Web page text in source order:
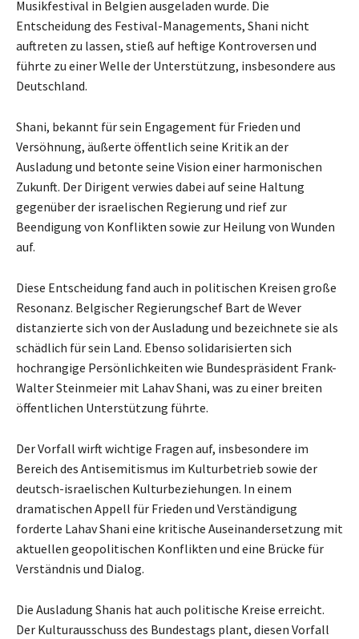
Musikfestival in Belgien ausgeladen wurde. Die
Entscheidung des Festival-Managements, Shani nicht
auftreten zu lassen, stieß auf heftige Kontroversen und
führte zu einer Welle der Unterstützung, insbesondere aus
Deutschland.
Shani, bekannt für sein Engagement für Frieden und
Versöhnung, äußerte öffentlich seine Kritik an der
Ausladung und betonte seine Vision einer harmonischen
Zukunft. Der Dirigent verwies dabei auf seine Haltung
gegenüber der israelischen Regierung und rief zur
Beendigung von Konflikten sowie zur Heilung von Wunden
auf.
Diese Entscheidung fand auch in politischen Kreisen große
Resonanz. Belgischer Regierungschef Bart de Wever
distanzierte sich von der Ausladung und bezeichnete sie als
schädlich für sein Land. Ebenso solidarisierten sich
hochrangige Persönlichkeiten wie Bundespräsident Frank-
Walter Steinmeier mit Lahav Shani, was zu einer breiten
öffentlichen Unterstützung führte.
Der Vorfall wirft wichtige Fragen auf, insbesondere im
Bereich des Antisemitismus im Kulturbetrieb sowie der
deutsch-israelischen Kulturbeziehungen. In einem
dramatischen Appell für Frieden und Verständigung
forderte Lahav Shani eine kritische Auseinandersetzung mit
aktuellen geopolitischen Konflikten und eine Brücke für
Verständnis und Dialog.
Die Ausladung Shanis hat auch politische Kreise erreicht.
Der Kulturausschuss des Bundestags plant, diesen Vorfall